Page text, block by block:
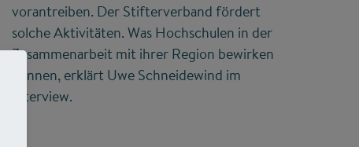
vorantreiben. Der Stifterverband fördert
solche Aktivitäten. Was Hochschulen in der
Zusammenarbeit mit ihrer Region bewirken
können, erklärt Uwe Schneidewind im
Interview.